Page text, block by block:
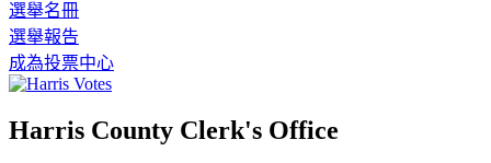
選舉名冊
選舉報告
成為投票中心
Harris County Clerk's Office